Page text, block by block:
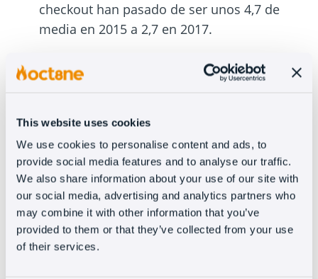
This website uses cookies
We use cookies to personalise content and ads, to
provide social media features and to analyse our traffic.
We also share information about your use of our site with
our social media, advertising and analytics partners who
may combine it with other information that you’ve
provided to them or that they’ve collected from your use
of their services.
checkout han pasado de ser unos 4,7 de
media en 2015 a 2,7 en 2017.
Carritos abandonados
deciden abandonar una web antes de
comprar. Por lo que una buena manera de
ayudarle a terminar la compra es volverle a
enviar sus carritos abandonados con las
compras que no finalizaron a través del
remarketing.